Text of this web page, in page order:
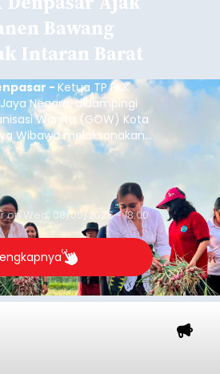
Bawang
Intaran Barat
- Ketua TP PKK
Negara, didampingi
Wanita (GOW) Kota
Wibawa melaksanakan
dan jagung manis
Anak Usia Dini
Barat, Rabu (5/8/2026).
on Wed, 08/05/2026 - 18:00